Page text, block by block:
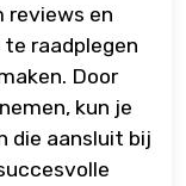
reviews en
raadplegen
Door
kun je
die aansluit bij